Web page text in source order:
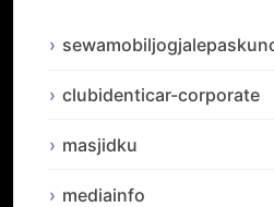
clubidenticar-corporate
masjidku
mediainfo